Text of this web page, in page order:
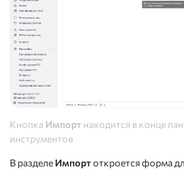
Кнопка Импорт находится в конце
инструментов
В разделе Импортоткроется форма